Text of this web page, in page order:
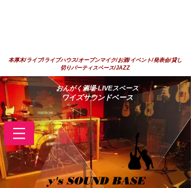
本厚木/ライブ/ライブハウス/オープンマイク/お酒/イベント/発表会/貸し
切りパーティスペース/JAZZ
​おんがく酒場-LIVEスペース
ワイズサウンドベース
y's SOUND BASE